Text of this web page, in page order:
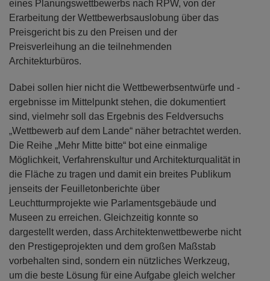
eines Planungswettbewerbs nach RPW, von der
Erarbeitung der Wettbewerbsauslobung über das
Preisgericht bis zu den Preisen und der
Preisverleihung an die teilnehmenden
Architekturbüros.
Dabei sollen hier nicht die Wettbewerbsentwürfe und -
ergebnisse im Mittelpunkt stehen, die dokumentiert
sind, vielmehr soll das Ergebnis des Feldversuchs
„Wettbewerb auf dem Lande“ näher betrachtet werden.
Die Reihe „Mehr Mitte bitte“ bot eine einmalige
Möglichkeit, Verfahrenskultur und Architekturqualität in
die Fläche zu tragen und damit ein breites Publikum
jenseits der Feuilletonberichte über
Leuchtturmprojekte wie Parlamentsgebäude und
Museen zu erreichen. Gleichzeitig konnte so
dargestellt werden, dass Architektenwettbewerbe nicht
den Prestigeprojekten und dem großen Maßstab
vorbehalten sind, sondern ein nützliches Werkzeug,
um die beste Lösung für eine Aufgabe gleich welcher